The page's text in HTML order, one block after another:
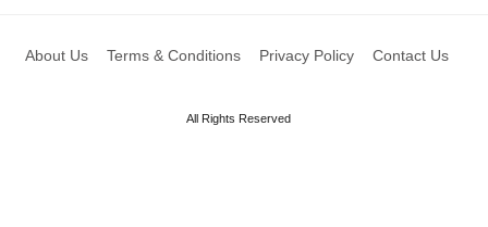
About Us Terms & Conditions Privacy Policy Contact Us
All Rights Reserved